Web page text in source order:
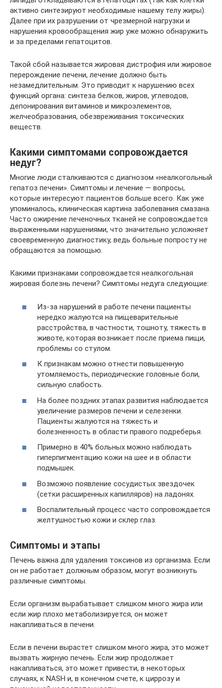
активно синтезируют необходимые нашему телу жиры).
Далее при их разрушении от чрезмерной нагрузки и
нарушения кровообращения жир уже можно обнаружить
и за пределами гепатоцитов.
Такой сбой называется жировая дистрофия или жировое
перерождение печени, лечение должно быть
незамедлительным. Это приводит к нарушению всех
функций органа: синтеза белков, жиров, углеводов,
депонирования витаминов и микроэлементов,
желчеобразования, обезвреживания токсических
веществ.
Какими симптомами сопровождается
недуг?
Многие люди сталкиваются с диагнозом «неалкогольный
гепатоз печени». Симптомы и лечение — вопросы,
которые интересуют пациентов больше всего. Как уже
упоминалось, клиническая картина заболевания смазана.
Часто ожирение печеночных тканей не сопровождается
выраженными нарушениями, что значительно усложняет
своевременную диагностику, ведь больные попросту не
обращаются за помощью.
Какими признаками сопровождается неалкогольная
жировая болезнь печени? Симптомы недуга следующие:
Из-за нарушений в работе печени пациенты
нередко жалуются на пищеварительные
расстройства, в частности, тошноту, тяжесть в
животе, которая возникает после приема пищи,
проблемы со стулом.
К признакам можно отнести повышенную
утомляемость, периодические головные боли,
сильную слабость.
На более поздних этапах развития наблюдается
увеличение размеров печени и селезенки.
Пациенты жалуются на тяжесть и
болезненность в области правого подреберья.
Примерно в 40% больных можно наблюдать
гиперпигментацию кожи на шее и в области
подмышек.
Возможно появление сосудистых звездочек
(сетки расширенных капилляров) на ладонях.
Воспалительный процесс часто сопровождается
желтушностью кожи и склер глаз.
Симптомы и этапы
Печень важна для удаления токсинов из организма. Если
он не работает должным образом, могут возникнуть
различные симптомы.
Если организм вырабатывает слишком много жира или
если жир плохо метаболизируется, он может
накапливаться в печени.
Если в печени вырастет слишком много жира, это может
вызвать жирную печень. Если жир продолжает
накапливаться, это может привести, в некоторых
случаях, к NASH и, в конечном счете, к циррозу и